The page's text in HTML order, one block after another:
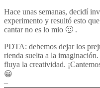
Hace unas semanas, decidí
experimento y resultó esto
cantar no es lo mio 🙂 .
PDTA: debemos dejar los
rienda suelta a la
fluya la creatividad.
😀
–